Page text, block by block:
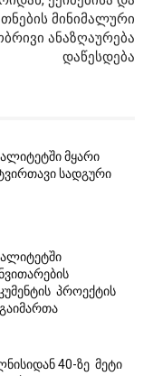
მინიმალური
ანაზღაურება
დაწესდება
მყარი
სადგური
პროექტის
40-ზე მეტი